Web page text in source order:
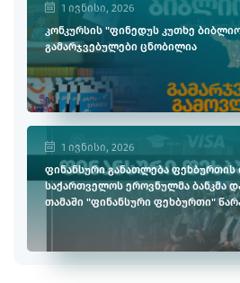
1 ივნისი, 2026
კონკურსის "ფინედუს კუთხე
გამარჯვებულები ცნობილია
1 ივნისი, 2026
ფინანსური განათლება ფეხბურთის
საქართველოს ეროვნულმა ბანკმა
თამაში "ფინანსური ფეხბურთი"